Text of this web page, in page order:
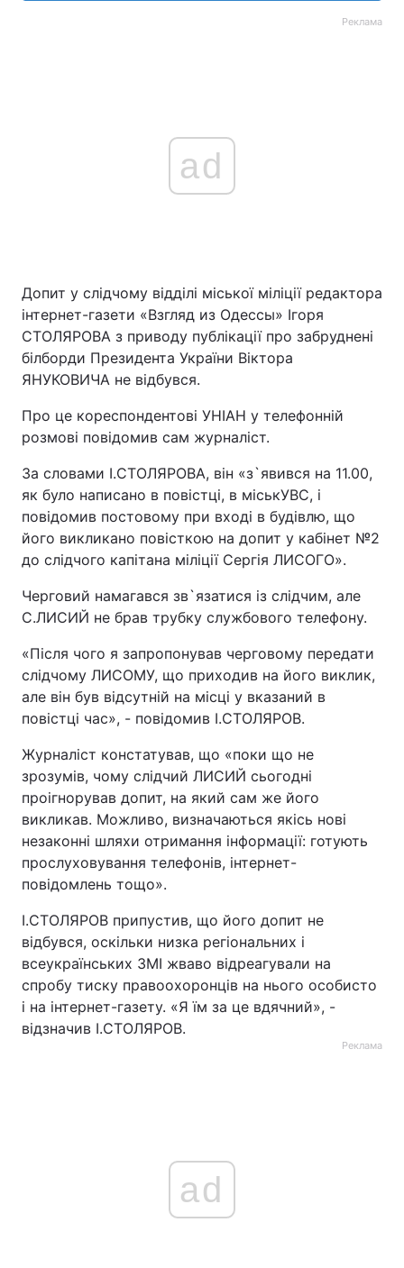
Реклама
ad
Допит у слідчому відділі міської міліції редактора
інтернет-газети «Взгляд из Одессы» Ігоря
СТОЛЯРОВА з приводу публікації про забруднені
білборди Президента України Віктора
ЯНУКОВИЧА не відбувся.
Про це кореспондентові УНІАН у телефонній
розмові повідомив сам журналіст.
За словами І.СТОЛЯРОВА, він «з`явився на 11.00,
як було написано в повістці, в міськУВС, і
повідомив постовому при вході в будівлю, що
його викликано повісткою на допит у кабінет №2
до слідчого капітана міліції Сергія ЛИСОГО».
Черговий намагався зв`язатися із слідчим, але
С.ЛИСИЙ не брав трубку службового телефону.
«Після чого я запропонував черговому передати
слідчому ЛИСОМУ, що приходив на його виклик,
але він був відсутній на місці у вказаний в
повістці час», - повідомив І.СТОЛЯРОВ.
Журналіст констатував, що «поки що не
зрозумів, чому слідчий ЛИСИЙ сьогодні
проігнорував допит, на який сам же його
викликав. Можливо, визначаються якісь нові
незаконні шляхи отримання інформації: готують
прослуховування телефонів, інтернет-
повідомлень тощо».
І.СТОЛЯРОВ припустив, що його допит не
відбувся, оскільки низка регіональних і
всеукраїнських ЗМІ жваво відреагували на
спробу тиску правоохоронців на нього особисто
і на інтернет-газету. «Я їм за це вдячний», -
відзначив І.СТОЛЯРОВ.
Реклама
ad